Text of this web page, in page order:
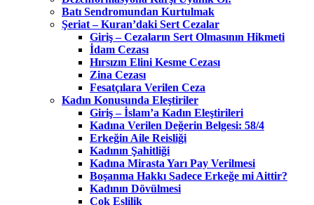
Batı Sendromundan Kurtulmak
Şeriat – Kuran’daki Sert Cezalar
Giriş – Cezaların Sert Olmasının Hikmeti
İdam Cezası
Hırsızın Elini Kesme Cezası
Zina Cezası
Fesatçılara Verilen Ceza
Kadın Konusunda Eleştiriler
Giriş – İslam’a Kadın Eleştirileri
Kadına Verilen Değerin Belgesi: 58/4
Erkeğin Aile Reisliği
Kadının Şahitliği
Kadına Mirasta Yarı Pay Verilmesi
Boşanma Hakkı Sadece Erkeğe mi Aittir?
Kadının Dövülmesi
Çok Eşlilik